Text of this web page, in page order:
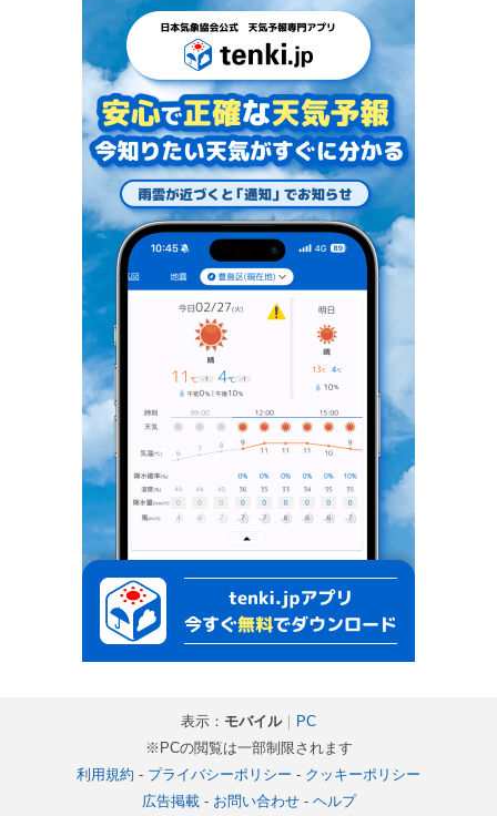
表示： モバイル｜ PC
※PCの閲覧は一部制限されます
利用規約 - プライバシーポリシー - クッキーポリシー
広告掲載- お問い合わせ- ヘルプ